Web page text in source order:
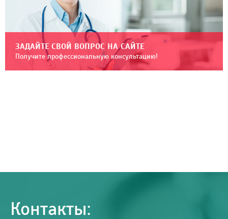
ЗАДАЙТЕ СВОЙ ВОПРОС НА САЙТЕ
Получите профессиональную консультацию!
Контакты: